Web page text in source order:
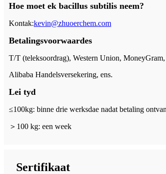
Hoe moet ek bacillus subtilis neem?
Kontak:kevin@zhuoerchem.com
Betalingsvoorwaardes
T/T (teleksoordrag), Western Union,
Alibaba Handelsversekering, ens.
Lei tyd
≤100kg: binne drie werksdae nadat betaling
＞ 100 kg: een week
Sertifikaat